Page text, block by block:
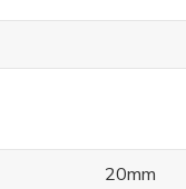
20mm